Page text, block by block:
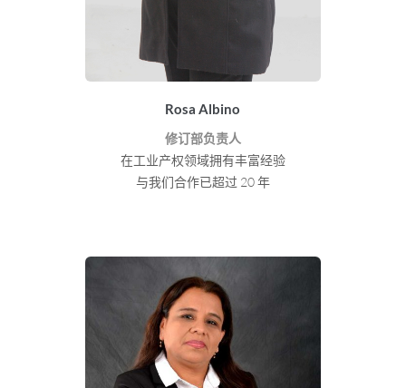
Rosa Albino
修订部负责人
在工业产权领域拥有丰富经验
与我们合作已超过 20 年